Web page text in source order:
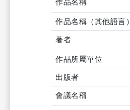
作品名稱
作品名稱（其他語言）
著者
作品所屬單位
出版者
會議名稱